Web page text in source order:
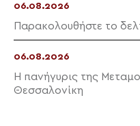
06.08.2026
Παρακολουθήστε το
06.08.2026
Η πανήγυρις της
Θεσσαλονίκη